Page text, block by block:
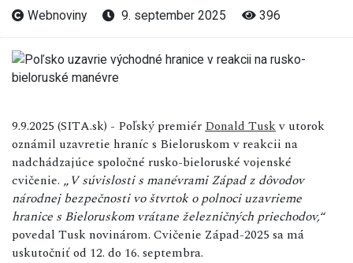
Webnoviny 9. september 2025 396
9.9.2025 (SITA.sk) - Poľský premiér Donald Tuskv utorok
oznámil uzavretie hraníc s Bieloruskom v reakcii na
nadchádzajúce spoločné rusko-bieloruské vojenské
cvičenie. „V súvislosti s manévrami Západ z dôvodov
národnej bezpečnosti vo štvrtok o polnoci uzavrieme
hranice s Bieloruskom vrátane železničných priechodov,“
povedal Tusk novinárom. Cvičenie Západ-2025 sa má
uskutočniť od 12. do 16. septembra.